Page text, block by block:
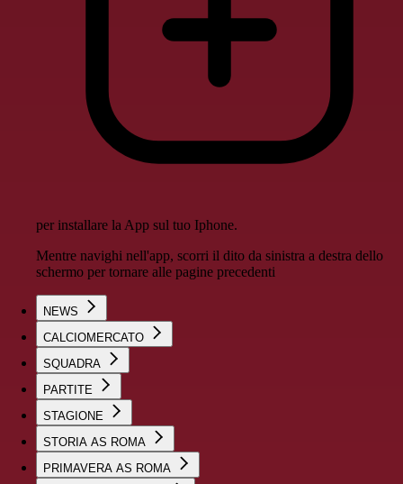
per installare la App sul tuo Iphone.
Mentre navighi nell'app, scorri il dito da sinistra a destra dello
schermo per tornare alle pagine precedenti
NEWS
CALCIOMERCATO
SQUADRA
PARTITE
STAGIONE
STORIA AS ROMA
PRIMAVERA AS ROMA